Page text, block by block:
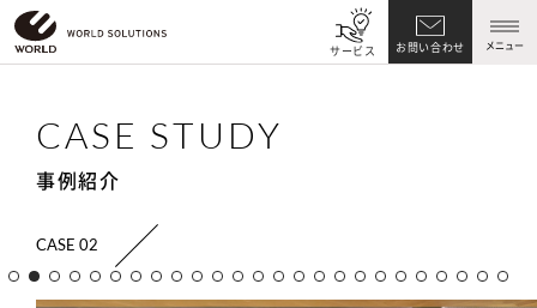
サービス お問い合わせ メニュー
CASE STUDY
事例紹介
CASE 02